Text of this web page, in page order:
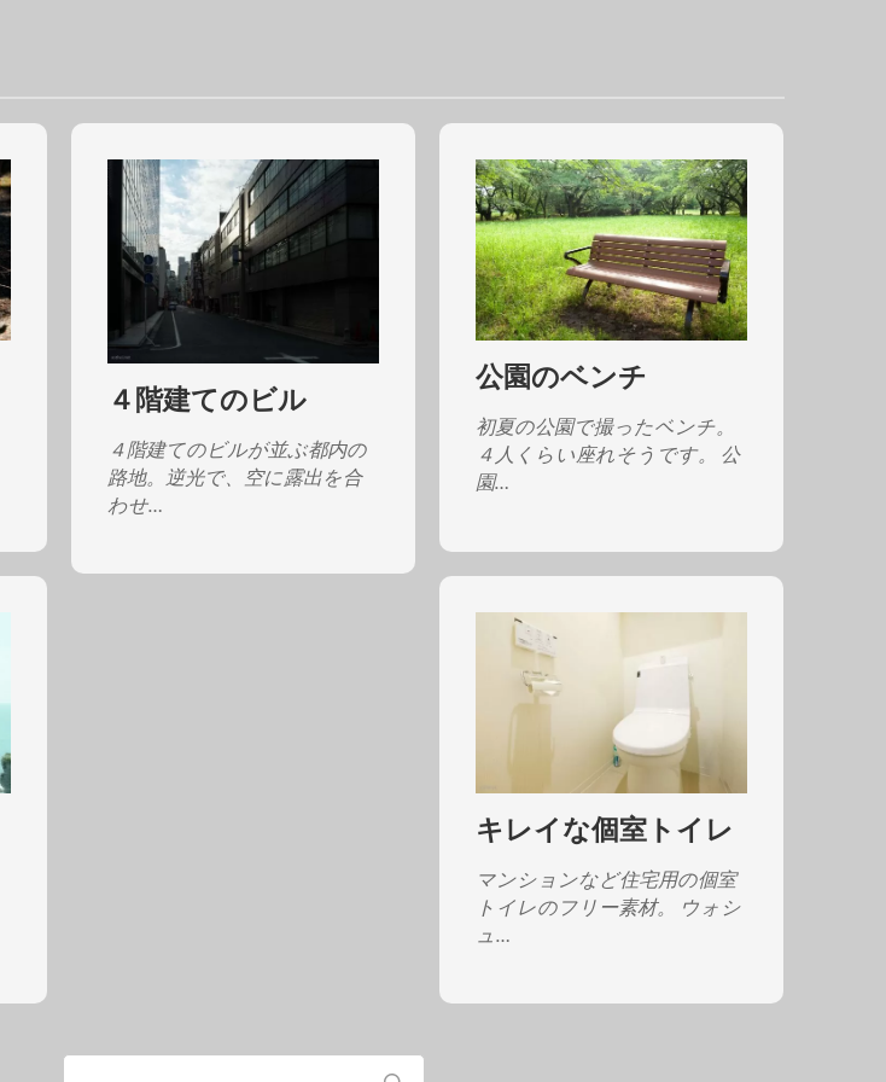
４階建てのビル
４階建てのビルが並ぶ都内の
路地。逆光で、空に露出を合
わせ…
公園のベンチ
初夏の公園で撮ったベンチ。
４人くらい座れそうです。 公
園…
キレイな個室トイレ
マンションなど住宅用の個室
トイレのフリー素材。 ウォシ
ュ…